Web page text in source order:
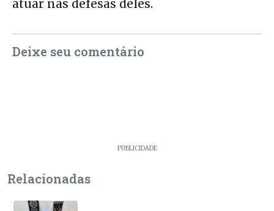
atuar nas defesas deles.
Deixe seu comentário
PUBLICIDADE
Relacionadas